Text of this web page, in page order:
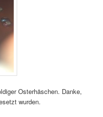
Osterhäschen. Danke,
wurden.